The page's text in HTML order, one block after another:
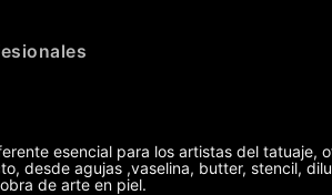
esencial para los artistas del
desde agujas ,vaselina, butter, stencil,
de arte en piel.